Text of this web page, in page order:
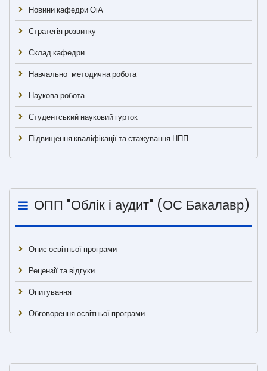
Новини кафедри ОіА
Стратегія розвитку
Склад кафедри
Навчально-методична робота
Наукова робота
Студентський науковий гурток
Підвищення кваліфікації та стажування НПП
ОПП "Облік і аудит" (ОС Бакалавр)
Опис освітньої програми
Рецензії та відгуки
Опитування
Обговорення освітньої програми